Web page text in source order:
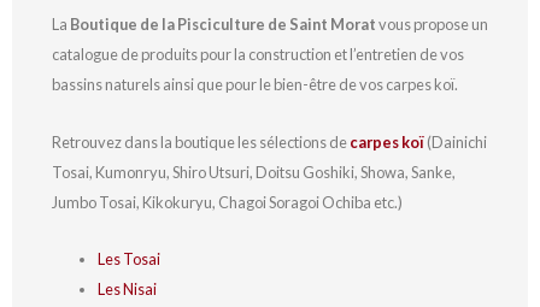
La Boutique de la Pisciculture de Saint Moratvous propose un
catalogue de produits pour la construction et l’entretien de vos
bassins naturels ainsi que pour le bien-être de vos carpes koï.
Retrouvez dans la boutique les sélections decarpes koï(Dainichi
Tosai, Kumonryu, Shiro Utsuri, Doitsu Goshiki, Showa, Sanke,
Jumbo Tosai, Kikokuryu, Chagoi Soragoi Ochiba etc.)
Les Tosai
Les Nisai